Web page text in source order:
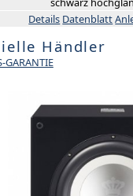
Details Datenblatt
Händler
GARANTIE